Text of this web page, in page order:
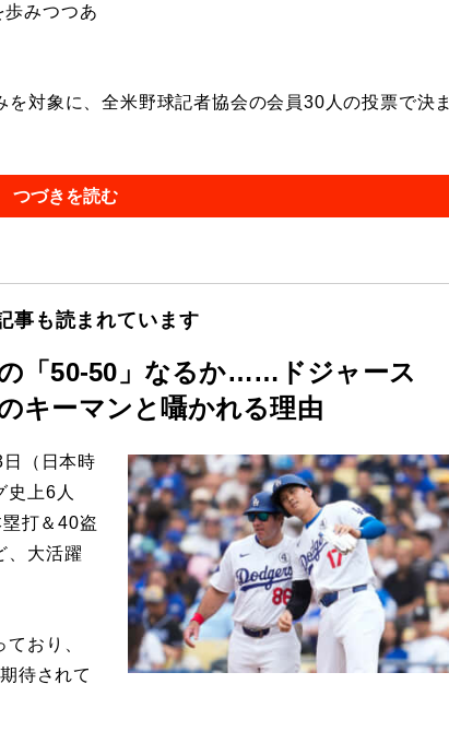
歩みつつあ
対象に、全米野球記者協会の会員30人の投票で決ま
つづきを読む
事も読まれています
「50-50」なるか……ドジャース
キーマンと囁かれる理由
（日本時
史上6人
打＆40盗
、大活躍
おり、
待されて